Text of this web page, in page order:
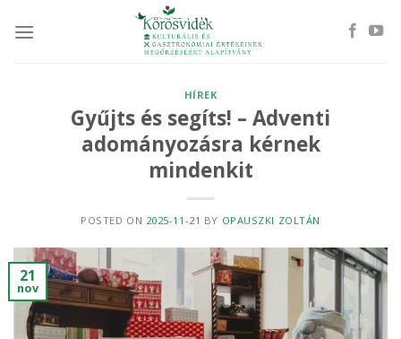
HÍREK
Gyűjts és segíts! – Adventi
adományozásra kérnek
mindenkit
POSTED ON 2025-11-21 BY OPAUSZKI ZOLTÁN
21
nov